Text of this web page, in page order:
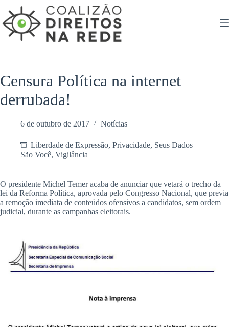
para
o
conteúdo
Censura Política na internet
derrubada!
6 de outubro de 2017 Notícias
Liberdade de Expressão, Privacidade, Seus Dados
São Você, Vigilância
O presidente Michel Temer acaba de anunciar que vetará o trecho da
lei da Reforma Política, aprovada pelo Congresso Nacional, que previa
a remoção imediata de conteúdos ofensivos a candidatos, sem ordem
judicial, durante as campanhas eleitorais.